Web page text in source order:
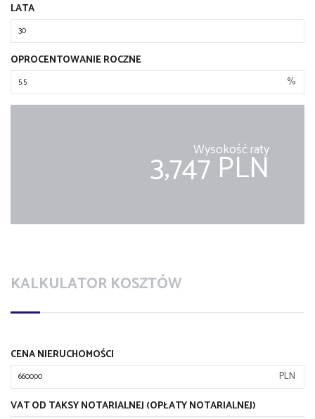
LATA
OPROCENTOWANIE ROCZNE
%
Wysokość raty
3,747 PLN
KALKULATOR KOSZTÓW
CENA NIERUCHOMOŚCI
PLN
VAT OD TAKSY NOTARIALNEJ (OPŁATY NOTARIALNEJ)